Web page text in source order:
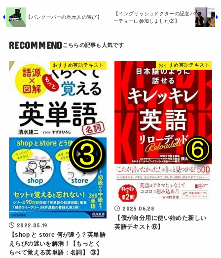
【バンクーバーの地元人の遊び】
【イングリッシュドクターの記念パ
ーティーに参加しました②】
RECOMMEND
おすすめ英語テキスト
2022.05.19
【shop と store 何が違う？英単語
えらびの迷いを解消！【もっとく
らべて覚える英単語：名詞】 ③】
おすすめ英語テキスト
2025.06.28
【僕が自分用に使い始めた新しい
英語テキスト⑥】